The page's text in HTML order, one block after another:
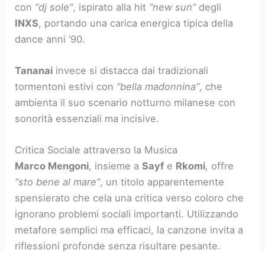
con “dj sole”, ispirato alla hit “new sun”degli
INXS, portando una carica energica tipica della
dance anni ’90.
Tananai invece si distacca dai tradizionali
tormentoni estivi con “bella madonnina”, che
ambienta il suo scenario notturno milanese con
sonorità essenziali ma incisive.
Critica Sociale attraverso la Musica
Marco Mengoni, insieme aSayf e Rkomi, offre
“sto bene al mare”, un titolo apparentemente
spensierato che cela una critica verso coloro che
ignorano problemi sociali importanti. Utilizzando
metafore semplici ma efficaci, la canzone invita a
riflessioni profonde senza risultare pesante.